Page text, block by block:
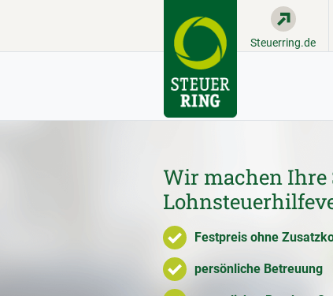
Steuerring.de
Wir machen Ihre
Festpreis ohne
persönliche Betreuung